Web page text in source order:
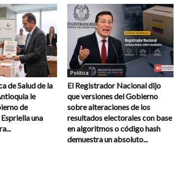
de Salud de la
le
de
una
Política
El Registrador Nacional dijo
que versiones del Gobierno
sobre alteraciones de los
resultados electorales con base
en algoritmos o código hash
demuestra un absoluto...